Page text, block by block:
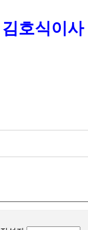
김호식이사